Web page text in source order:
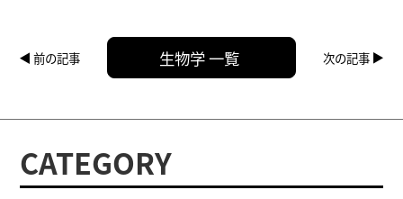
前の記事 生物学 一覧 次の記事
CATEGORY